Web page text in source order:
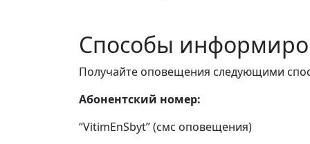
Способы
Получайте оповещения следующими
Абонентский номер:
“VitimEnSbyt” (смс оповещения)